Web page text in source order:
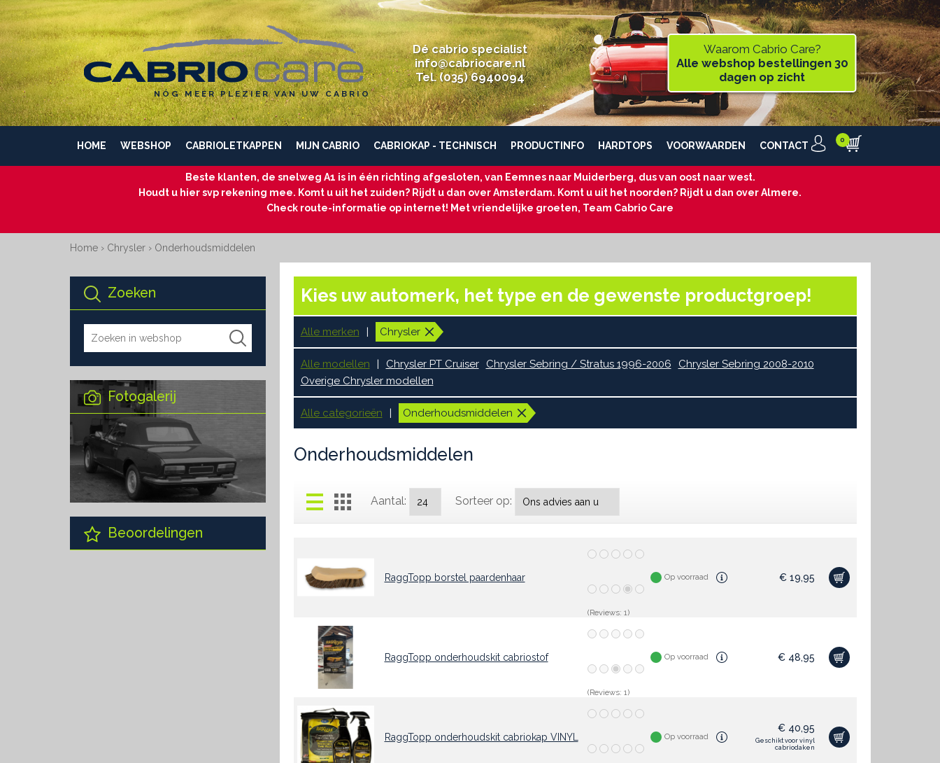
NÓG MEER PLEZIER VAN UW CABRIO
Dé cabrio specialist
info@cabriocare.nl
Tel. (035) 6940094
Waarom Cabrio Care?
Alle webshop bestellingen 30
dagen op zicht
HOME WEBSHOP CABRIOLETKAPPEN MIJN CABRIO CABRIOKAP - TECHNISCH PRODUCTINFO HARDTOPS VOORWAARDEN CONTACT
Beste klanten, de snelweg A1 is in één richting afgesloten, van Eemnes naar Muiderberg, dus van oost naar west.
Houdt u hier svp rekening mee. Komt u uit het zuiden? Rijdt u dan over Amsterdam. Komt u uit het noorden? Rijdt u dan over Almere.
Check route-informatie op internet! Met vriendelijke groeten, Team Cabrio Care
Home› Chrysler› Onderhoudsmiddelen
Zoeken
Fotogalerij
Beoordelingen
Kies uw automerk, het type en de gewenste productgroep!
Alle merken Chrysler
Alle modellen Chrysler PT Cruiser Chrysler Sebring / Stratus 1996-2006
Chrysler Sebring 2008-2010
Overige Chrysler modellen
Alle categorieën Onderhoudsmiddelen
Onderhoudsmiddelen
Aantal: Sorteer op:
RaggTopp borstel paardenhaar
(Reviews: 1)
Op voorraad €19,95
RaggTopp onderhoudskit cabriostof
(Reviews: 1)
Op voorraad €48,95
RaggTopp onderhoudskit cabriokap VINYL Op voorraad
€40,95
Geschikt voor vinyl
cabriodaken